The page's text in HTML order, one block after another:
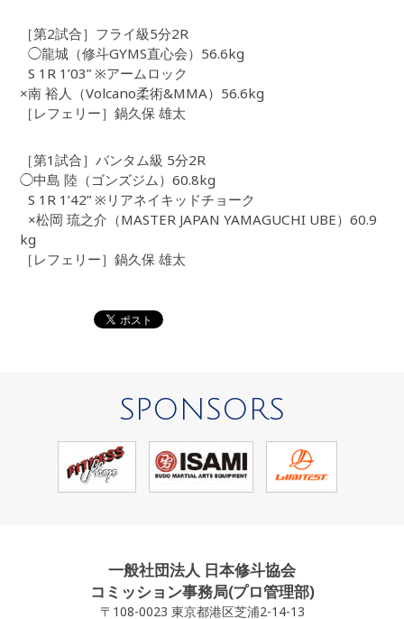
［第2試合］フライ級5分2R
◯龍城（修斗GYMS直心会）56.6kg
S 1R 1’03” ※アームロック
×南 裕人（Volcano柔術&MMA）56.6kg
［レフェリー］鍋久保 雄太
［第1試合］バンタム級 5分2R
◯中島 陸（ゴンズジム）60.8kg
S 1R 1’42” ※リアネイキッドチョーク
×松岡 琉之介（MASTER JAPAN YAMAGUCHI UBE）60.9
kg
［レフェリー］鍋久保 雄太
SPONSORS
一般社団法人 日本修斗協会
コミッション事務局(プロ管理部)
〒108-0023 東京都港区芝浦2-14-13